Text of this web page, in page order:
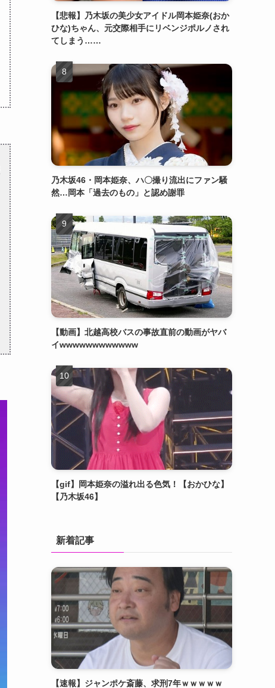
【悲報】乃木坂の美少女アイドル岡本姫奈(おか
ひな)ちゃん、元交際相手にリベンジポルノされ
てしまう……
乃木坂46・岡本姫奈、ハ〇撮り流出にファン騒
然…岡本「過去のもの」と認め謝罪
【動画】北越高校バスの事故直前の動画がヤバ
イwwwwwwwwwwww
【gif】岡本姫奈の溢れ出る色気！【おかひな】
【乃木坂46】
新着記事
【速報】ジャンポケ斎藤、求刑7年ｗｗｗｗｗ